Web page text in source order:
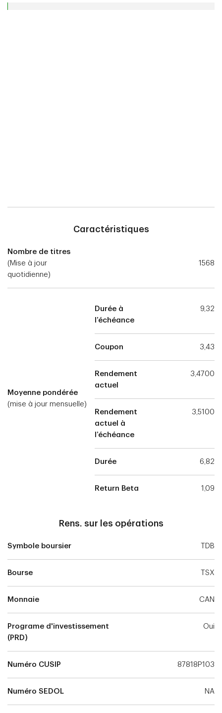
Caractéristiques
Nombre de titres
(Mise à jour
quotidienne)
1568
Moyenne pondérée
(mise à jour mensuelle)
Durée à
l’échéance
9,32
Coupon 3,43
Rendement
actuel
3,4700
Rendement
actuel à
l’échéance
3,5100
Durée 6,82
Return Beta 1,09
Rens. sur les opérations
Symbole boursier TDB
Bourse TSX
Monnaie CAN
Programe d'investissement
(PRD)
Oui
Numéro CUSIP 87818P103
Numéro SEDOL NA